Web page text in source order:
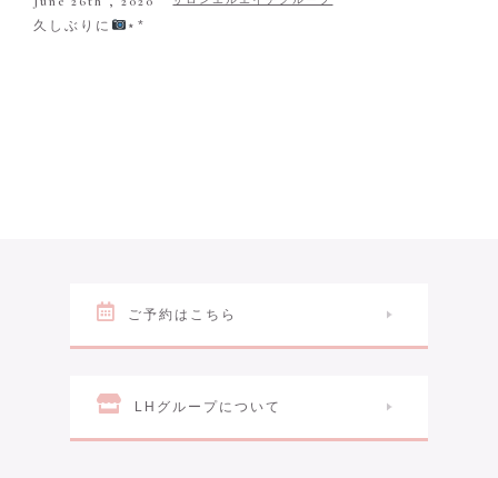
久しぶりに ‪‪⋆*‬
ご予約はこちら
LHグループについて